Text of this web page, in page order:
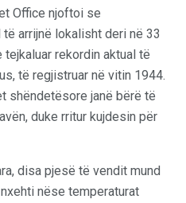
Office njoftoi se
arrijnë lokalisht deri në 33
rekordin aktual të
të regjistruar në vitin 1944.
shëndetësore janë bërë të
duke rritur kujdesin për
disa pjesë të vendit mund
nëse temperaturat